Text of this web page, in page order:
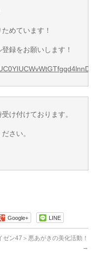
めています！
録をお願いします！
け付けております。
さい。
Google+ LINE
ゼン47＞悪あがきの美化活動！
→